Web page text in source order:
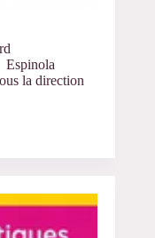
Espinola
la direction